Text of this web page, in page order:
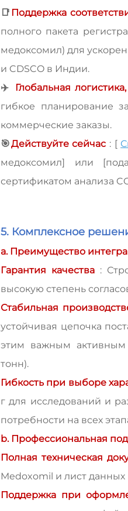
📑 Поддержка
полного пакета
медоксомил) для
и CDSCO в Индии.
✈
Глобальная
гибкое планирование
коммерческие заказы.
🎯Действуйте сейчас : [
медоксомил] или
сертификатом анализа
5. Комплексное
a. Преимущество
Гарантия качества :
высокую степень
Стабильная
устойчивая цепочка
этим важным активным
тонн).
Гибкость при выборе
г для исследований и
потребности на всех
b. Профессиональная
Полная техническая
Medoxomil и лист данных
Поддержка при